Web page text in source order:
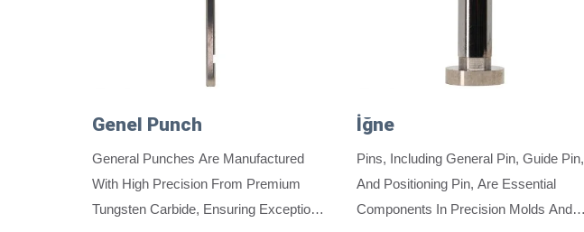
Genel Punch
General Punches Are Manufactured
With High Precision From Premium
Tungsten Carbide, Ensuring Exceptional
İğne
Pins, Including General Pin, Guide Pin,
And Positioning Pin, Are Essential
Components In Precision Molds And